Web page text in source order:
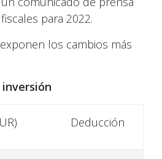
para 2022.
los cambios más
inversión
Deducción